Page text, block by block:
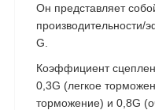
Он представляет
производительности/
G.
Коэффициент
0,3G (легкое
торможение) и 0,8G